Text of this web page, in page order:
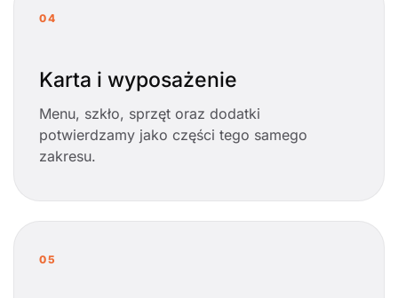
04
Karta i wyposażenie
Menu, szkło, sprzęt oraz dodatki
potwierdzamy jako części tego samego
zakresu.
05